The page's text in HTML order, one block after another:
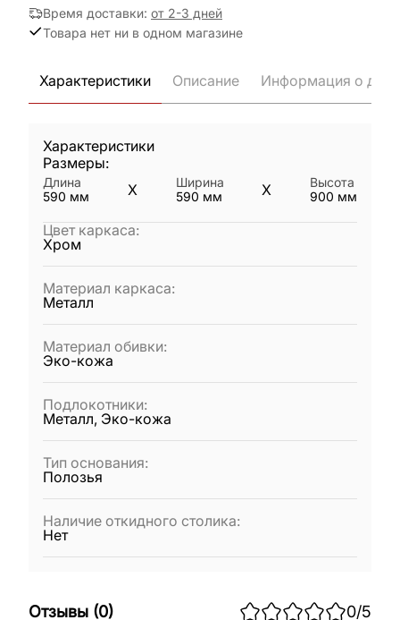
Время доставки: от 2-3 дней
Товара нет ни в одном магазине
Характеристики Описание Информация о
Характеристики
Размеры:
Длина
590 мм X
Ширина
590 мм X
Высота
900 мм
Цвет каркаса:
Хром
Материал каркаса:
Металл
Материал обивки:
Эко-кожа
Подлокотники:
Металл, Эко-кожа
Тип основания:
Полозья
Наличие откидного столика:
Нет
Отзывы (0) 0/5